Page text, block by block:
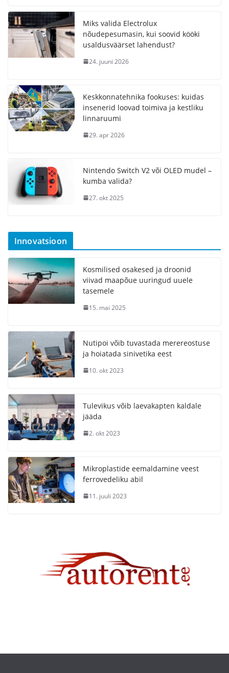
Miks valida Electrolux
nõudepesumasin, kui soovid kööki
usaldusväärset lahendust?
24. juuni 2026
Keskkonnatehnika fookuses: kuidas
insenerid loovad toimiva ja kestliku
linnaruumi
29. apr 2026
Nintendo Switch V2 või OLED mudel –
kumba valida?
27. okt 2025
Innovatsioon
Kosmilised osakesed ja droonid
viivad maapõue uuringud uuele
tasemele
15. mai 2025
Nutipoi võib tuvastada merereostuse
ja hoiatada sinivetika eest
10. okt 2023
Tulevikus võib laevakapten kaldale
jääda
2. okt 2023
Mikroplastide eemaldamine veest
ferrovedeliku abil
11. juuli 2023